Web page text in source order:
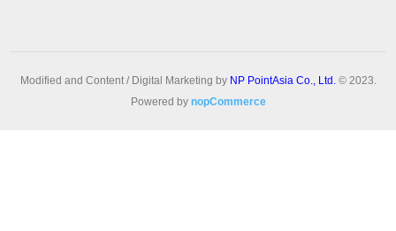
Modified and Content / Digital Marketing by NP PointAsia Co., Ltd. © 2023.
Powered by nopCommerce